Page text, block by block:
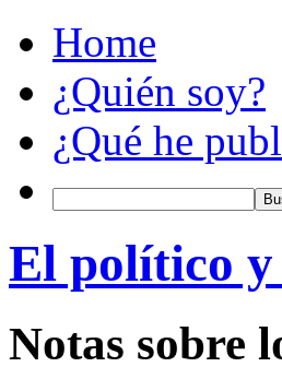
Home
¿Quién soy?
¿Qué he
El político
Notas sobre